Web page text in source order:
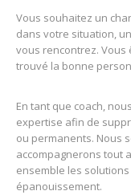
Vous souhaitez un
dans votre situation,
vous rencontrez. Vous
trouvé la bonne
En tant que coach,
expertise afin de
ou permanents. Nous
accompagnerons tout
ensemble les
épanouissement.